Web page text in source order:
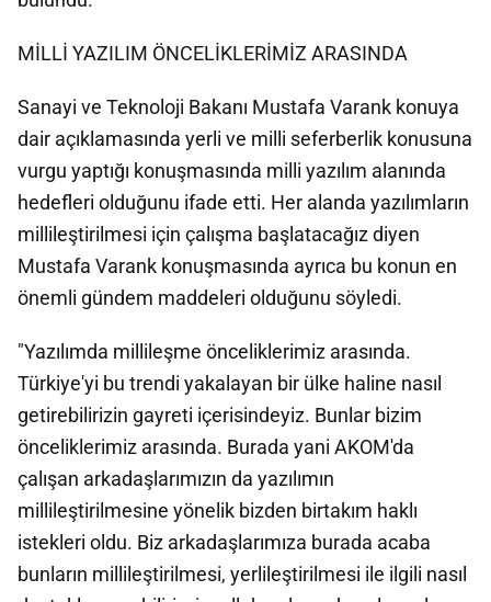
MİLLİ YAZILIM ÖNCELİKLERİMİZ ARASINDA
Sanayi ve Teknoloji Bakanı Mustafa Varank konuya
dair açıklamasında yerli ve milli seferberlik konusuna
vurgu yaptığı konuşmasında milli yazılım alanında
hedefleri olduğunu ifade etti. Her alanda yazılımların
millileştirilmesi için çalışma başlatacağız diyen
Mustafa Varank konuşmasında ayrıca bu konun en
önemli gündem maddeleri olduğunu söyledi.
"Yazılımda millileşme önceliklerimiz arasında.
Türkiye'yi bu trendi yakalayan bir ülke haline nasıl
getirebilirizin gayreti içerisindeyiz. Bunlar bizim
önceliklerimiz arasında. Burada yani AKOM'da
çalışan arkadaşlarımızın da yazılımın
millileştirilmesine yönelik bizden birtakım haklı
istekleri oldu. Biz arkadaşlarımıza burada acaba
bunların millileştirilmesi, yerlileştirilmesi ile ilgili nasıl